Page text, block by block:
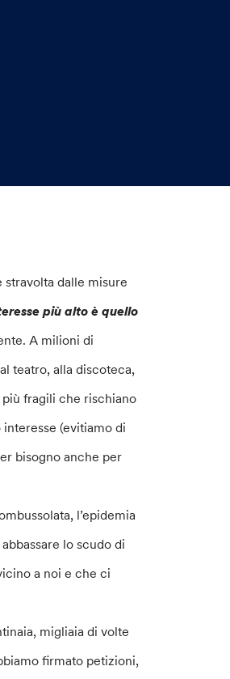
stravolta dalle misure
più alto è quello
A milioni di
teatro, alla discoteca,
fragili che rischiano
(evitiamo di
bisogno anche per
l’epidemia
lo scudo di
a noi e che ci
migliaia di volte
firmato petizioni,